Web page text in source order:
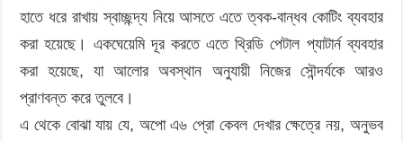
হাতে ধরে রাখায় স্বাচ্ছন্দ্য নিয়ে আসতে এতে ত্বক-বান্ধব কোটিং ব্যবহার
করা হয়েছে। একঘেয়েমি দূর করতে এতে থ্রিডি পেটাল প্যাটার্ন ব্যবহার
করা হয়েছে, যা আলোর অবস্থান অনুযায়ী নিজের সৌন্দর্যকে আরও
প্রাণবন্ত করে তুলবে।
এ থেকে বোঝা যায় যে, অপো এ৬ প্রো কেবল দেখার ক্ষেত্রে নয়, অনুভব